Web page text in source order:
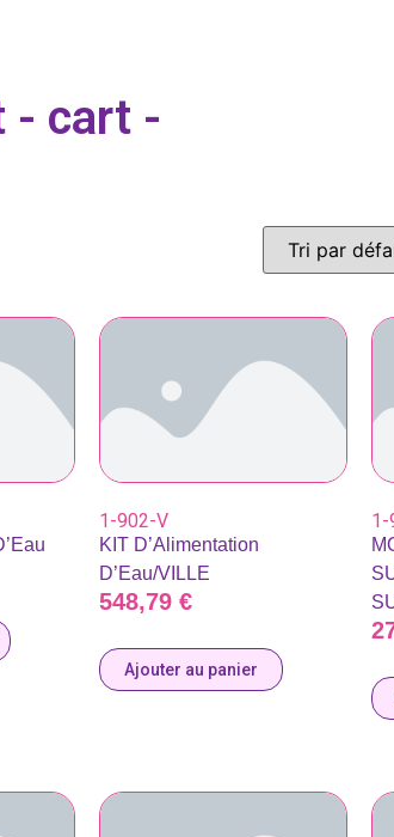
- cart -
1-902-V
KIT D’Alimentation
D’Eau/VILLE
548,79 €
Ajouter au panier
1-